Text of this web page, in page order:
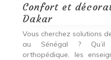
Confort et
Dakar
Vous cherchez solutions
au Sénégal ? Qu’il
orthopédique, les